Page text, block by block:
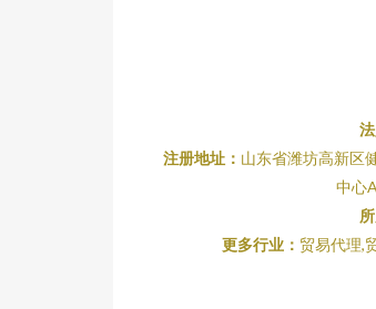
注册地址： 山东省潍坊高新区
中心
更多行业： 贸易代理,